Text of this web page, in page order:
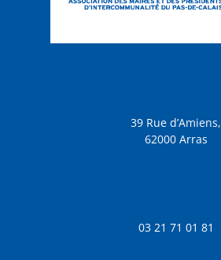
39 Rue d’Amiens,
62000 Arras
03 21 71 01 81